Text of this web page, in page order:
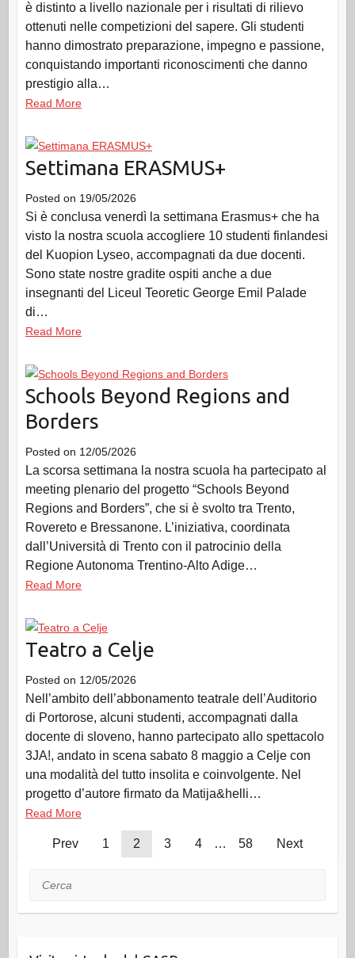
è distinto a livello nazionale per i risultati di rilievo
ottenuti nelle competizioni del sapere. Gli studenti
hanno dimostrato preparazione, impegno e passione,
conquistando importanti riconoscimenti che danno
prestigio alla…
Read More
Settimana ERASMUS+
Posted on 19/05/2026
Si è conclusa venerdì la settimana Erasmus+ che ha
visto la nostra scuola accogliere 10 studenti finlandesi
del Kuopion Lyseo, accompagnati da due docenti.
Sono state nostre gradite ospiti anche a due
insegnanti del Liceul Teoretic George Emil Palade
di…
Read More
Schools Beyond Regions and
Borders
Posted on 12/05/2026
La scorsa settimana la nostra scuola ha partecipato al
meeting plenario del progetto “Schools Beyond
Regions and Borders”, che si è svolto tra Trento,
Rovereto e Bressanone. L’iniziativa, coordinata
dall’Università di Trento con il patrocinio della
Regione Autonoma Trentino-Alto Adige…
Read More
Teatro a Celje
Posted on 12/05/2026
Nell’ambito dell’abbonamento teatrale dell’Auditorio
di Portorose, alcuni studenti, accompagnati dalla
docente di sloveno, hanno partecipato allo spettacolo
3JA!, andato in scena sabato 8 maggio a Celje con
una modalità del tutto insolita e coinvolgente. Nel
progetto d’autore firmato da Matija&helli…
Read More
Prev 1 2 3 4 … 58 Next
Cerca